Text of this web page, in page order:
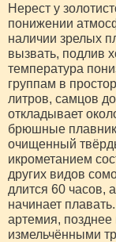
Нерест у
понижении
наличии зрелых
вызвать, подлив
температура
группам в
литров, самцов
откладывает
брюшные
очищенный
икрометанием
других видов
длится 60 часов,
начинает
артемия,
измельчёнными